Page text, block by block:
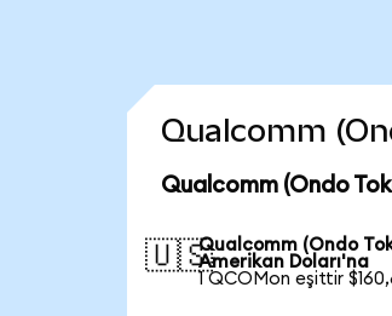
Qualcomm
Qualcomm (Ondo
🇺🇸Qualcomm (Ondo
Amerikan Doları'na
1 QCOMon eşittir